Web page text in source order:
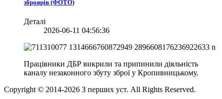
зброярів (ФОТО)
Деталі
2026-06-11 04:56:36
Працівники ДБР викрили та припинили діяльність
каналу незаконного збуту зброї у Кропивницькому.
Copyright © 2014-2026 З перших уст. All Rights Reserved.